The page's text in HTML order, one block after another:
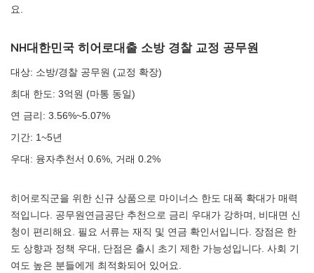
요.
NH대한민국 히어로대출 소방 경찰 교정 공무원
대상: 소방/경찰 공무원 (교정 확장)
최대 한도: 3억원 (마통 동일)
연 금리: 3.56%~5.07%
기간: 1~5년
우대: 융자추천서 0.6%, 거래 0.2%
히어로직군을 위한 신규 상품으로 마이너스 한도 대폭 확대가 매력
적입니다. 공무원연금공단 추천으로 금리 우대가 강하며, 비대면 신
청이 편리해요. 필요 서류는 재직 및 연금 확인서입니다. 장점은 한
도 상향과 정책 우대, 단점은 출시 초기 제한 가능성입니다. 사회 기
여도 높은 분들에게 최적화되어 있어요.